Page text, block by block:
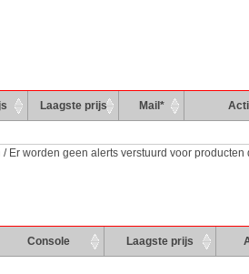
Laagste prijs Mail*
Er worden geen alerts verstuurd voor producten
Console Laagste prijs